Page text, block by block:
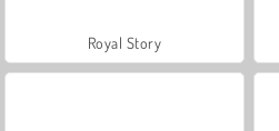
Royal Story